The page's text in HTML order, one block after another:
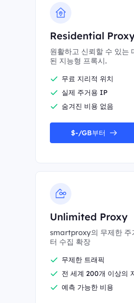
Residential
원활하고 신뢰할 수 있는
된 지능형 프록시.
무료 지리적 위치
실제 주거용 IP
숨겨진 비용 없음
$-/GB부터
Unlimited Proxy
smartproxy의 무제한 주
터 수집 확장
무제한 트래픽
전 세계 200개 이상의
예측 가능한 비용